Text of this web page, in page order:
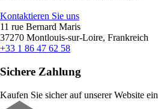
Kontaktieren Sie uns
11 rue Bernard Maris
37270 Montlouis-sur-Loire, Frankreich
+33 1 86 47 62 58
Sichere Zahlung
Kaufen Sie sicher auf unserer Website ein